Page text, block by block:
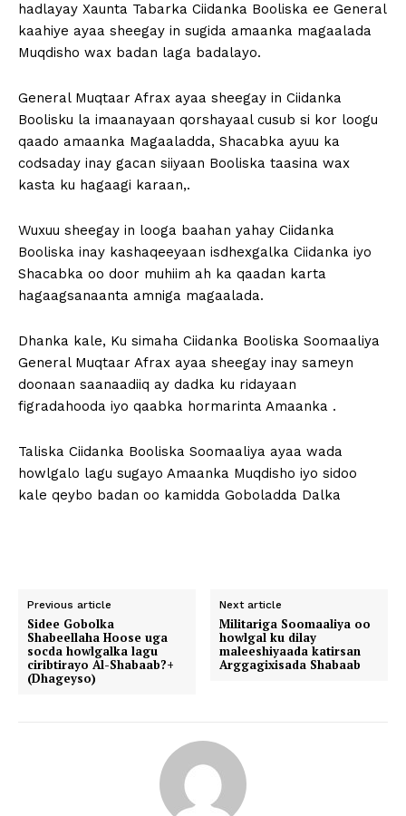
hadlayay Xaunta Tabarka Ciidanka Booliska ee General
kaahiye ayaa sheegay in sugida amaanka magaalada
Muqdisho wax badan laga badalayo.
General Muqtaar Afrax ayaa sheegay in Ciidanka
Boolisku la imaanayaan qorshayaal cusub si kor loogu
qaado amaanka Magaaladda, Shacabka ayuu ka
codsaday inay gacan siiyaan Booliska taasina wax
kasta ku hagaagi karaan,.
Wuxuu sheegay in looga baahan yahay Ciidanka
Booliska inay kashaqeeyaan isdhexgalka Ciidanka iyo
Shacabka oo door muhiim ah ka qaadan karta
hagaagsanaanta amniga magaalada.
Dhanka kale, Ku simaha Ciidanka Booliska Soomaaliya
General Muqtaar Afrax ayaa sheegay inay sameyn
doonaan saanaadiiq ay dadka ku ridayaan
figradahooda iyo qaabka hormarinta Amaanka .
Taliska Ciidanka Booliska Soomaaliya ayaa wada
howlgalo lagu sugayo Amaanka Muqdisho iyo sidoo
kale qeybo badan oo kamidda Goboladda Dalka
Previous article
Sidee Gobolka
Shabeellaha Hoose uga
socda howlgalka lagu
ciribtirayo Al-Shabaab?+
(Dhageyso)
Next article
Militariga Soomaaliya oo
howlgal ku dilay
maleeshiyaada katirsan
Arggagixisada Shabaab